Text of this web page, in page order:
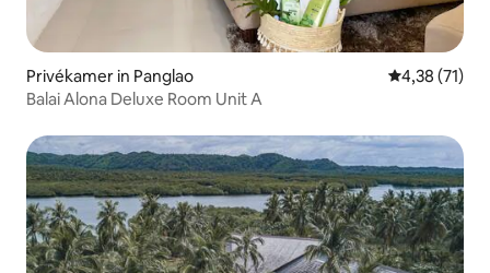
Privékamer in Panglao Gemiddelde
4,38 (71)
Balai Alona Deluxe Room Unit A